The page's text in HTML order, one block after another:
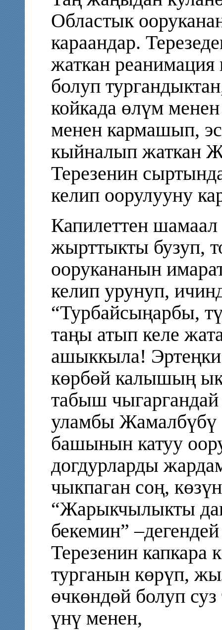
Областык
караандар.
жаткан
болуп
койкада өлүм
менен кармашып,
кыйналып жаткан
Терезенин
келип оорулууну
Капилеттен
жырттыкты бузуп,
оорукананын
келип урунуп,
“Турбайсыңарбы,
таңы атып келе
ашыккыла!
көрбөй калышың
табыш
уламбы Жамалбүбү
башынын катуу
догдурларды
чыкпаган соң,
“Жарыкчылыкты
бекемин”
Терезенин капкара
турганын көрүп,
өчкөндөй болуп
үнү менен,